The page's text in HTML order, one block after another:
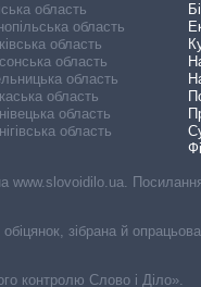
область
область
область
область
область
область
область
область
www.slovoidilo.ua.
зібрана й
контролю Слово і Діло».